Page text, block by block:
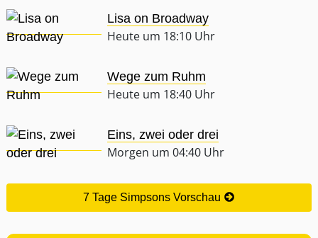
Lisa on Broadway
Heute um 18:10 Uhr
Wege zum Ruhm
Heute um 18:40 Uhr
Eins, zwei oder drei
Morgen um 04:40 Uhr
7 Tage Simpsons Vorschau